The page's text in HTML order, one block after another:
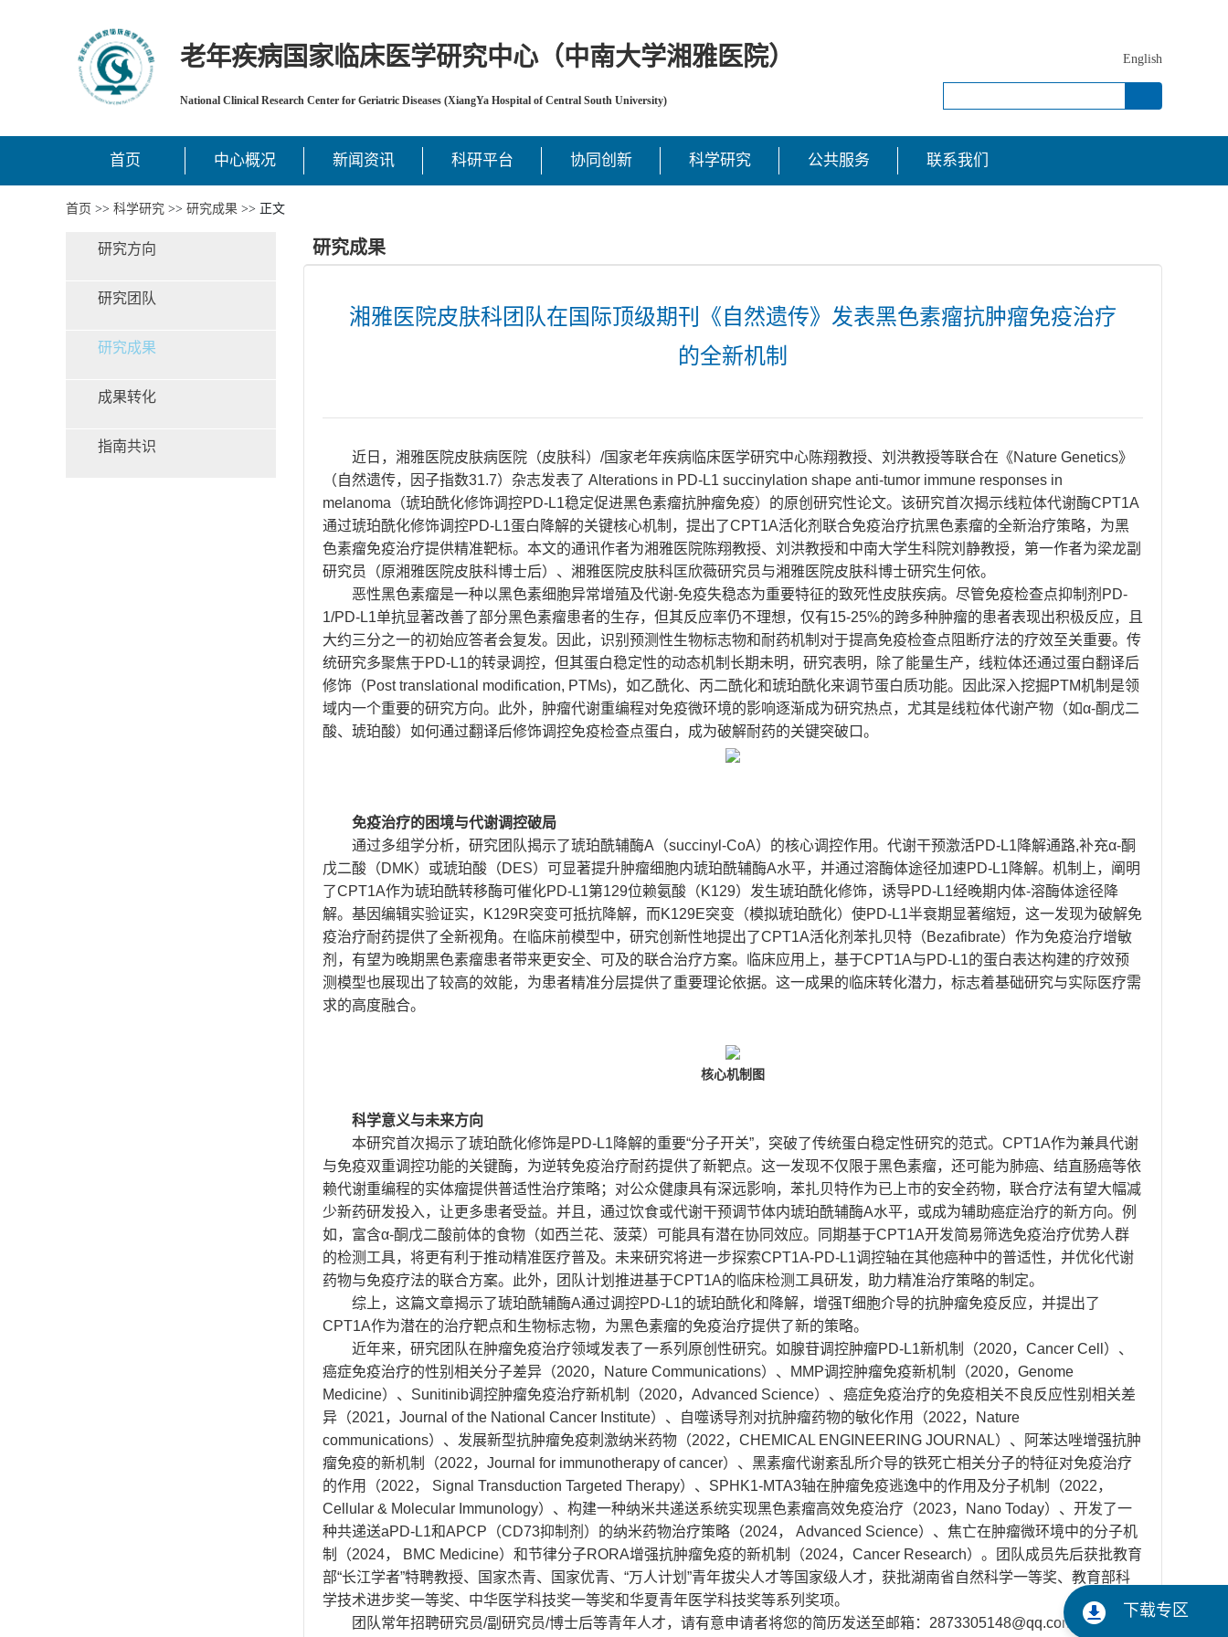
老年疾病国家临床医学研究中心（中南大学湘雅医院）
National Clinical Research Center for Geriatric Diseases (XiangYa Hospital of Central South University)
English
首页 中心概况 新闻资讯 科研平台 协同创新 科学研究 公共服务 联系我们
下载专区
首页 >> 科学研究 >> 研究成果 >> 正文
研究方向
研究团队
研究成果
成果转化
指南共识
研究成果
湘雅医院皮肤科团队在国际顶级期刊《自然遗传》发表黑色素瘤抗肿瘤免疫治疗
的全新机制
近日，湘雅医院皮肤病医院（皮肤科）/国家老年疾病临床医学研究中心陈翔教授、刘洪教授等联合在《Nature Genetics》
（自然遗传，因子指数31.7）杂志发表了 Alterations in PD-L1 succinylation shape anti-tumor immune responses in
melanoma（琥珀酰化修饰调控PD-L1稳定促进黑色素瘤抗肿瘤免疫）的原创研究性论文。该研究首次揭示线粒体代谢酶CPT1A
通过琥珀酰化修饰调控PD-L1蛋白降解的关键核心机制，提出了CPT1A活化剂联合免疫治疗抗黑色素瘤的全新治疗策略，为黑
色素瘤免疫治疗提供精准靶标。本文的通讯作者为湘雅医院陈翔教授、刘洪教授和中南大学生科院刘静教授，第一作者为梁龙副
研究员（原湘雅医院皮肤科博士后）、湘雅医院皮肤科匡欣薇研究员与湘雅医院皮肤科博士研究生何依。
恶性黑色素瘤是一种以黑色素细胞异常增殖及代谢-免疫失稳态为重要特征的致死性皮肤疾病。尽管免疫检查点抑制剂PD-
1/PD-L1单抗显著改善了部分黑色素瘤患者的生存，但其反应率仍不理想，仅有15-25%的跨多种肿瘤的患者表现出积极反应，且
大约三分之一的初始应答者会复发。因此，识别预测性生物标志物和耐药机制对于提高免疫检查点阻断疗法的疗效至关重要。传
统研究多聚焦于PD-L1的转录调控，但其蛋白稳定性的动态机制长期未明，研究表明，除了能量生产，线粒体还通过蛋白翻译后
修饰（Post translational modification, PTMs)，如乙酰化、丙二酰化和琥珀酰化来调节蛋白质功能。因此深入挖掘PTM机制是领
域内一个重要的研究方向。此外，肿瘤代谢重编程对免疫微环境的影响逐渐成为研究热点，尤其是线粒体代谢产物（如α-酮戊二
酸、琥珀酸）如何通过翻译后修饰调控免疫检查点蛋白，成为破解耐药的关键突破口。
免疫治疗的困境与代谢调控破局
通过多组学分析，研究团队揭示了琥珀酰辅酶A（succinyl-CoA）的核心调控作用。代谢干预激活PD-L1降解通路,补充α-酮
戊二酸（DMK）或琥珀酸（DES）可显著提升肿瘤细胞内琥珀酰辅酶A水平，并通过溶酶体途径加速PD-L1降解。机制上，阐明
了CPT1A作为琥珀酰转移酶可催化PD-L1第129位赖氨酸（K129）发生琥珀酰化修饰，诱导PD-L1经晚期内体-溶酶体途径降
解。基因编辑实验证实，K129R突变可抵抗降解，而K129E突变（模拟琥珀酰化）使PD-L1半衰期显著缩短，这一发现为破解免
疫治疗耐药提供了全新视角。在临床前模型中，研究创新性地提出了CPT1A活化剂苯扎贝特（Bezafibrate）作为免疫治疗增敏
剂，有望为晚期黑色素瘤患者带来更安全、可及的联合治疗方案。临床应用上，基于CPT1A与PD-L1的蛋白表达构建的疗效预
测模型也展现出了较高的效能，为患者精准分层提供了重要理论依据。这一成果的临床转化潜力，标志着基础研究与实际医疗需
求的高度融合。
核心机制图
科学意义与未来方向
本研究首次揭示了琥珀酰化修饰是PD-L1降解的重要“分子开关”，突破了传统蛋白稳定性研究的范式。CPT1A作为兼具代谢
与免疫双重调控功能的关键酶，为逆转免疫治疗耐药提供了新靶点。这一发现不仅限于黑色素瘤，还可能为肺癌、结直肠癌等依
赖代谢重编程的实体瘤提供普适性治疗策略；对公众健康具有深远影响，苯扎贝特作为已上市的安全药物，联合疗法有望大幅减
少新药研发投入，让更多患者受益。并且，通过饮食或代谢干预调节体内琥珀酰辅酶A水平，或成为辅助癌症治疗的新方向。例
如，富含α-酮戊二酸前体的食物（如西兰花、菠菜）可能具有潜在协同效应。同期基于CPT1A开发简易筛选免疫治疗优势人群
的检测工具，将更有利于推动精准医疗普及。未来研究将进一步探索CPT1A-PD-L1调控轴在其他癌种中的普适性，并优化代谢
药物与免疫疗法的联合方案。此外，团队计划推进基于CPT1A的临床检测工具研发，助力精准治疗策略的制定。
综上，这篇文章揭示了琥珀酰辅酶A通过调控PD-L1的琥珀酰化和降解，增强T细胞介导的抗肿瘤免疫反应，并提出了
CPT1A作为潜在的治疗靶点和生物标志物，为黑色素瘤的免疫治疗提供了新的策略。
近年来，研究团队在肿瘤免疫治疗领域发表了一系列原创性研究。如腺苷调控肿瘤PD-L1新机制（2020，Cancer Cell）、
癌症免疫治疗的性别相关分子差异（2020，Nature Communications）、MMP调控肿瘤免疫新机制（2020，Genome
Medicine）、Sunitinib调控肿瘤免疫治疗新机制（2020，Advanced Science）、癌症免疫治疗的免疫相关不良反应性别相关差
异（2021，Journal of the National Cancer Institute）、自噬诱导剂对抗肿瘤药物的敏化作用（2022，Nature
communications）、发展新型抗肿瘤免疫刺激纳米药物（2022，CHEMICAL ENGINEERING JOURNAL）、阿苯达唑增强抗肿
瘤免疫的新机制（2022，Journal for immunotherapy of cancer）、黑素瘤代谢紊乱所介导的铁死亡相关分子的特征对免疫治疗
的作用（2022， Signal Transduction Targeted Therapy）、SPHK1-MTA3轴在肿瘤免疫逃逸中的作用及分子机制（2022，
Cellular & Molecular Immunology）、构建一种纳米共递送系统实现黑色素瘤高效免疫治疗（2023，Nano Today）、开发了一
种共递送aPD-L1和APCP（CD73抑制剂）的纳米药物治疗策略（2024， Advanced Science）、焦亡在肿瘤微环境中的分子机
制（2024， BMC Medicine）和节律分子RORA增强抗肿瘤免疫的新机制（2024，Cancer Research）。团队成员先后获批教育
部“长江学者”特聘教授、国家杰青、国家优青、“万人计划”青年拔尖人才等国家级人才，获批湖南省自然科学一等奖、教育部科
学技术进步奖一等奖、中华医学科技奖一等奖和华夏青年医学科技奖等系列奖项。
团队常年招聘研究员/副研究员/博士后等青年人才，请有意申请者将您的简历发送至邮箱：2873305148@qq.com。